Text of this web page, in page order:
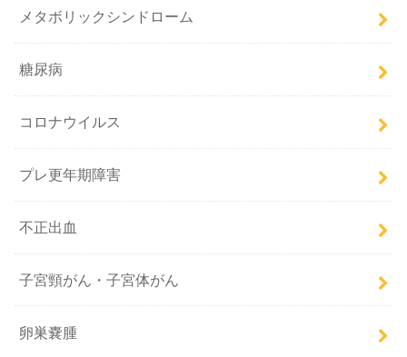
メタボリックシンドローム
糖尿病
コロナウイルス
プレ更年期障害
不正出血
子宮頸がん・子宮体がん
卵巣嚢腫